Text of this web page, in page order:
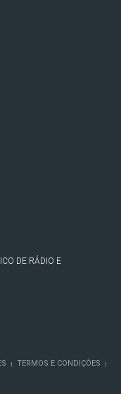
DE RÁDIO E
| TERMOS E CONDIÇÕES |